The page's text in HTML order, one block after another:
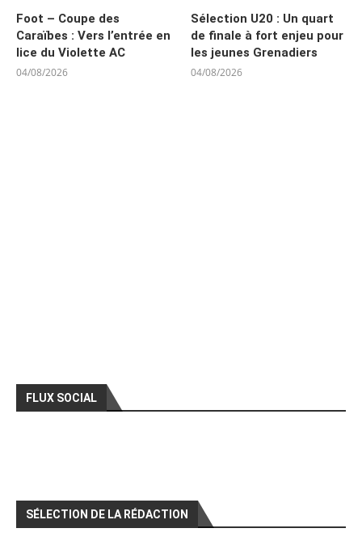
Foot – Coupe des
Caraïbes : Vers l’entrée en
lice du Violette AC
04/08/2026
Sélection U20 : Un quart
de finale à fort enjeu pour
les jeunes Grenadiers
04/08/2026
FLUX SOCIAL
SÉLECTION DE LA RÉDACTION